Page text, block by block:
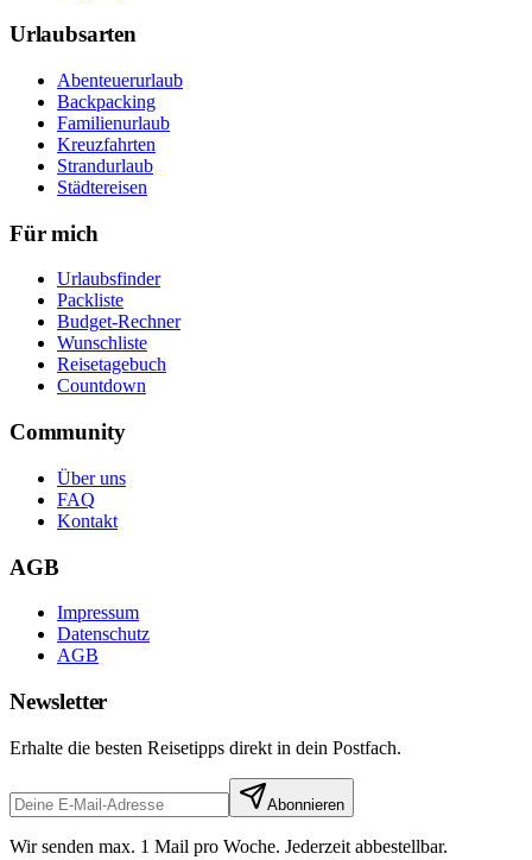
Urlaubsarten
Abenteuerurlaub
Backpacking
Familienurlaub
Kreuzfahrten
Strandurlaub
Städtereisen
Für mich
Urlaubsfinder
Packliste
Budget-Rechner
Wunschliste
Reisetagebuch
Countdown
Community
Über uns
FAQ
Kontakt
AGB
Impressum
Datenschutz
AGB
Newsletter
Erhalte die besten Reisetipps direkt in dein Postfach.
Abonnieren
Wir senden max. 1 Mail pro Woche. Jederzeit abbestellbar.